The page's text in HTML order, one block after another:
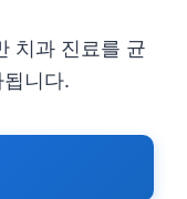
치과 진료를 균
니다.